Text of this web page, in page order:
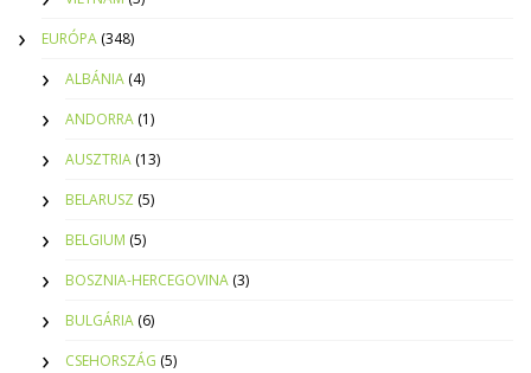
EURÓPA (348)
ALBÁNIA (4)
ANDORRA (1)
AUSZTRIA (13)
BELARUSZ (5)
BELGIUM (5)
BOSZNIA-HERCEGOVINA (3)
BULGÁRIA (6)
CSEHORSZÁG (5)